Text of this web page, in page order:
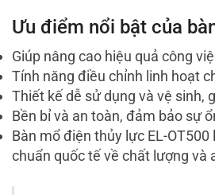
Ưu điểm nổi bật của
Giúp nâng cao hiệu quả công
Tính năng điều chỉnh linh hoạt
Thiết kế dễ sử dụng và vệ sinh,
Bền bỉ và an toàn, đảm bảo sự
Bàn mổ điện thủy lực EL-
chuẩn quốc tế về chất lượng và